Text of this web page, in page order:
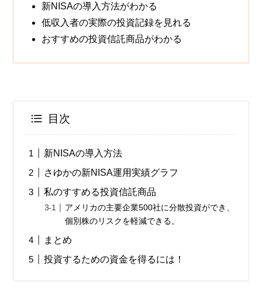
新NISAの導入方法がわかる
低収入者の実際の投資記録を見れる
おすすめの投資信託商品がわかる
目次
新NISAの導入方法
さゆかの新NISA運用実績グラフ
私のすすめる投資信託商品
アメリカの主要企業500社に分散投資ができ、
個別株のリスクを軽減できる。
まとめ
投資するための資金を得るには！